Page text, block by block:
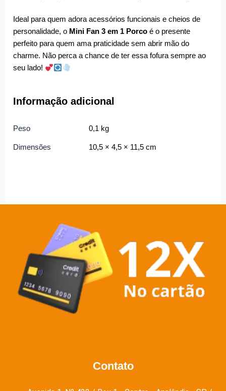
Ideal para quem adora acessórios funcionais e cheios de
personalidade, o Mini Fan 3 em 1 Porco é o presente
perfeito para quem ama praticidade sem abrir mão do
charme. Não perca a chance de ter essa fofura sempre ao
seu lado!
Informação adicional
Peso 0,1 kg
Dimensões 10,5 × 4,5 × 11,5 cm
Contato